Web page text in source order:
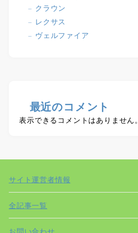
クラウン
レクサス
ヴェルファイア
最近のコメント
表示できるコメントはありません。
サイト運営者情報
全記事一覧
お問い合わせ